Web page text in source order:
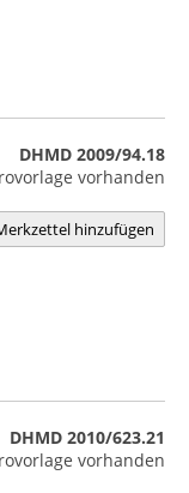
DHMD 2009/94.18
vorhanden
hinzufügen
DHMD 2010/623.21
vorhanden